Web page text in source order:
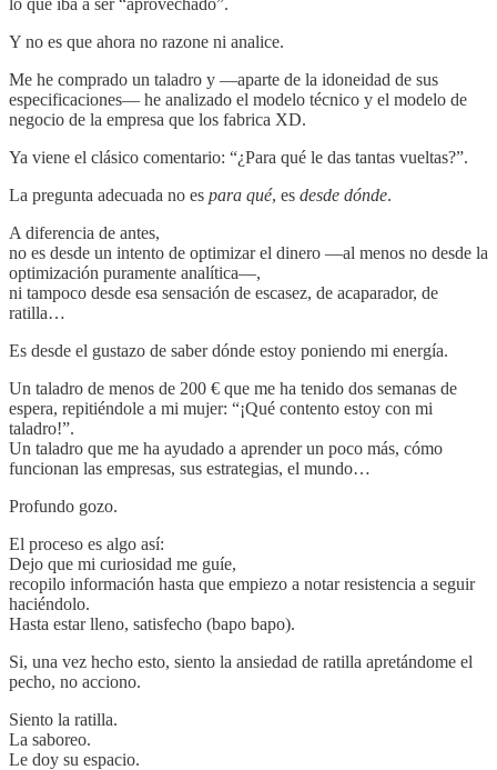
Y no es que ahora no razone ni analice.
Me he comprado un taladro y —aparte de la idoneidad de sus
especificaciones— he analizado el modelo técnico y el modelo de
negocio de la empresa que los fabrica XD.
Ya viene el clásico comentario: “¿Para qué le das tantas vueltas?”.
La pregunta adecuada no es para qué, es desde dónde.
A diferencia de antes,
no es desde un intento de optimizar el dinero —al menos no desde la
optimización puramente analítica—,
ni tampoco desde esa sensación de escasez, de acaparador, de
ratilla…
Es desde el gustazo de saber dónde estoy poniendo mi energía.
Un taladro de menos de 200 € que me ha tenido dos semanas de
espera, repitiéndole a mi mujer: “¡Qué contento estoy con mi
taladro!”.
Un taladro que me ha ayudado a aprender un poco más, cómo
funcionan las empresas, sus estrategias, el mundo…
Profundo gozo.
El proceso es algo así:
Dejo que mi curiosidad me guíe,
recopilo información hasta que empiezo a notar resistencia a seguir
haciéndolo.
Hasta estar lleno, satisfecho (bapo bapo).
Si, una vez hecho esto, siento la ansiedad de ratilla apretándome el
pecho, no acciono.
Siento la ratilla.
La saboreo.
Le doy su espacio.